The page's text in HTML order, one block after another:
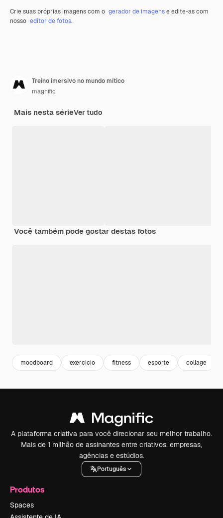
Crie suas próprias imagens com o gerador de imagense edite-as com
nosso editor de fotos.
Treino imersivo no mundo mítico
magnific
Mais nesta sérieVer tudo
Você também pode gostar destas fotos
moodboard exercicio fitness esporte collage
A plataforma criativa para você direcionar seu melhor trabalho.
Mais de 1 milhão de assinantes entre criativos, empresas,
agências e estúdios.
Português
Produtos
Spaces